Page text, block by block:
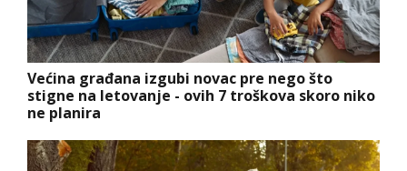
Većina građana izgubi novac pre nego što
stigne na letovanje - ovih 7 troškova skoro niko
ne planira